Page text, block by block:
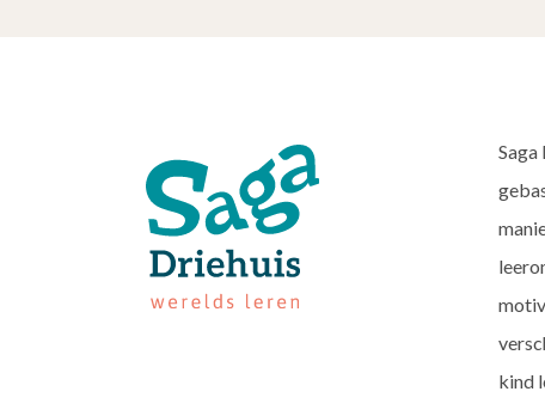
Saga
kind